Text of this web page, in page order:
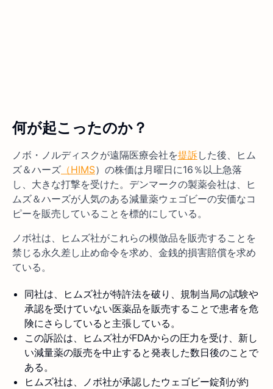
何が起こったのか？
ノボ・ノルディスクが遠隔医療会社を提訴した後、ヒム
ズ＆ハーズ （HIMS）の株価は月曜日に16％以上急落
し、大きな打撃を受けた。デンマークの製薬会社は、ヒ
ムズ＆ハーズが人気のある減量薬ウェゴビーの安価なコ
ピーを販売していることを標的にしている。
ノボ社は、ヒムズ社がこれらの模倣品を販売することを
禁じる永久差し止め命令を求め、金銭的損害賠償を求め
ている。
同社は、ヒムズ社が特許法を破り、規制当局の試験や
承認を受けていない医薬品を販売することで患者を危
険にさらしていると主張している。
この訴訟は、ヒムズ社がFDAからの圧力を受け、新し
い減量薬の販売を中止すると発表した数日後のことで
ある。
ヒムズ社は、ノボ社が承認したウェゴビー錠剤が約